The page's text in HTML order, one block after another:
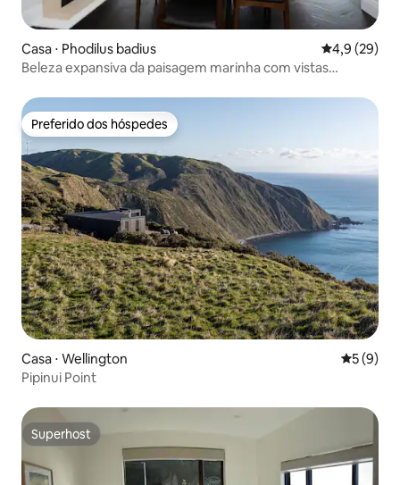
Casa ⋅ Phodilus badius 4,9 de uma
4,9 (29)
Beleza expansiva da paisagem marinha com vistas
Preferido dos hóspedes
Preferido dos hóspedes
Casa ⋅ Wellington 5 de
5 (9)
Pipinui Point
Superhost
Superhost